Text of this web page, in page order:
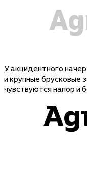
У акцидентного
и крупные брусковые
чувствуются напор и